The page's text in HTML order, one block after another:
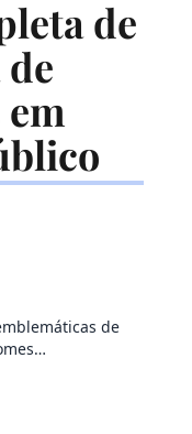
de
de